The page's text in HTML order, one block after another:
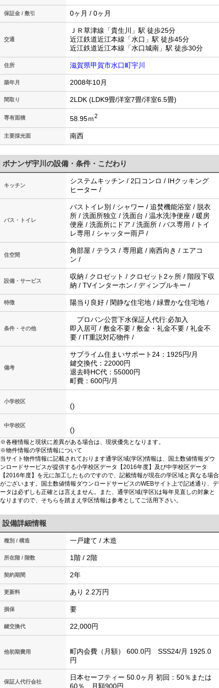
保証金 / 敷引 0ヶ月 / 0ヶ月
交通
ＪＲ草津線「貴生川」駅 徒歩25分
近江鉄道近江本線「水口」駅 徒歩45分
近江鉄道近江本線「水口城南」駅 徒歩30分
住所 滋賀県甲賀市水口町宇川
築年月 2008年10月
間取り 2LDK (LDK9畳/洋室7畳/洋室6.5畳)
専有面積 58.95ｍ2
主要採光面 南西
ボナンザ宇川の設備・条件・こだわり
キッチン
システムキッチン / 2口コンロ / IHクッキング
ヒーター /
バス・トイレ
バストイレ別 / シャワー / 追焚機能浴室 / 脱衣
所 / 洗面所独立 / 洗面台 / 温水洗浄便座 / 暖房
便座 / 洗面所にドア / 洗面所 / バス専用 / トイ
レ専用 / シャッター雨戸 /
住空間
角部屋 / テラス / 専用庭 / 南西向き / エアコ
ン /
設備・サービス
収納 / クロゼット / クロゼット2ヶ所 / 階段下収
納 / TVインターホン / ディンプルキー /
特徴 陽当り良好 / 閑静な住宅地 / 緑豊かな住宅地 /
条件・その他
プロパン公営下水保証人代行:必加入
即入居可 / 敷金不要 / 敷金・礼金不要 / 礼金不
要 / IT重説対応物件 /
備考
サブライム住まいサポート24：1925円/月
鍵交換代：22000円
退去時HC代：55000円
町費：600円/月
小学校区
()
中学校区
()
※各種情報と現状に差異がある場合は、現状優先となります。
※物件情報の学区情報について
当サイト物件情報に記載されております通学区域(学区)情報は、国土数値情報ダウ
ンロードサービスが提供する小学校区データ【2016年度】及び中学校区データ
【2016年度】を元に加工したものですので、記載情報が現在の学区域と異なる場合
がございます。国土数値情報ダウンロードサービスのWEBサイト上で記述通り、デ
ータは必ずしも正確とは言えません。また、通学区域(学区)は毎年見直しの対象と
なりますので、そちらを踏まえ学区情報は参考としてご活用下さい。
設備詳細情報
種別 / 構造 一戸建て / 木造
所在階 / 階数 1階 / 2階
契約期間 2年
更新料 あり 2.2万円
損保 要
鍵交換代 22,000円
他初期費用
町内会費（月額） 600.0円 SSS24/月 1925.0
円
保証人代行会社
日本セーフティー 50.0ヶ月 初回：50％または
60％ 月額900円